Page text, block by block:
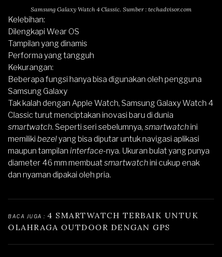
Samsung Galaxy Watch 4 Classic. Sumber : techadvisor.com
Kelebihan:
Dilengkapi Wear OS
Tampilan yang dinamis
Performa yang tangguh
Kekurangan:
Beberapa fungsi hanya bisa digunakan oleh pengguna
Samsung Galaxy
Tak kalah dengan Apple Watch, Samsung Galaxy Watch 4
Classic turut menciptakan inovasi baru di dunia
smartwatch. Seperti seri sebelumnya, smartwatchini
memiliki bezelyang bisa diputar untuk navigasi aplikasi
maupun tampilan interface-nya. Ukuran bulat yang punya
diameter 46 mm membuatsmartwatchini cukup enak
dan nyaman dipakai oleh pria.
BACA JUGA : 4 SMARTWATCH TERBAIK UNTUK
OLAHRAGA OUTDOOR DENGAN GPS